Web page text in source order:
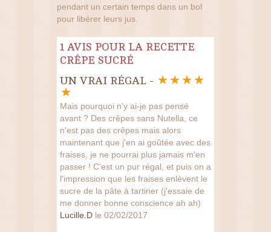
pendant un certain temps dans un bol
pour libérer leurs jus.
1 AVIS POUR LA RECETTE
CRÊPE SUCRÉ
UN VRAI RÉGAL -
Mais pourquoi n'y ai-je pas pensé
avant ? Des crêpes sans Nutella, ce
n'est pas des crêpes mais alors
maintenant que j'en ai goûtée avec des
fraises, je ne pourrai plus jamais m'en
passer ! C'est un pur régal, et puis on a
l'impression que les fraises enlèvent le
sucre de la pâte à tartiner (j'essaie de
me donner bonne conscience ah ah)
Lucille.D le 02/02/2017